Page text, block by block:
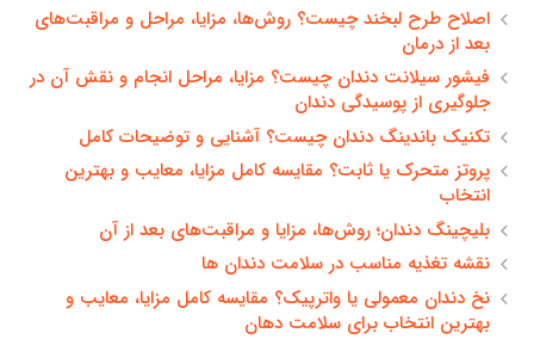
اصلاح طرح لبخند چیست؟ روش‌ها، مزایا، مراحل و مراقبت‌های
بعد از درمان
فیشور سیلانت دندان چیست؟ مزایا، مراحل انجام و نقش آن در
جلوگیری از پوسیدگی دندان
تکنیک باندینگ دندان چیست؟ آشنایی و توضیحات کامل
پروتز متحرک یا ثابت؟ مقایسه کامل مزایا، معایب و بهترین
انتخاب
بلیچینگ دندان؛ روش‌ها، مزایا و مراقبت‌های بعد از آن
نقشه تغذیه مناسب در سلامت دندان ها
نخ دندان معمولی یا واترپیک؟ مقایسه کامل مزایا، معایب و
بهترین انتخاب برای سلامت دهان